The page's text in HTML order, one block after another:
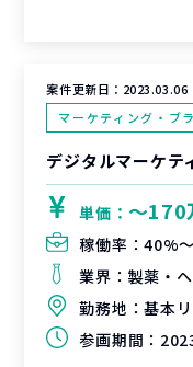
案件更新日： 2023.03.06
マーケティング・ブ
デジタルマーケテ
単価： 〜170
稼働率：40%
業界： 製薬・
勤務地：基本
参画期間： 2023/